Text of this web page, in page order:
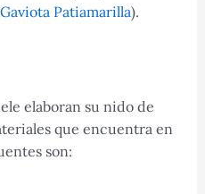
Gaviota Patiamarilla).
elaboran su nido de
que encuentra en
son: